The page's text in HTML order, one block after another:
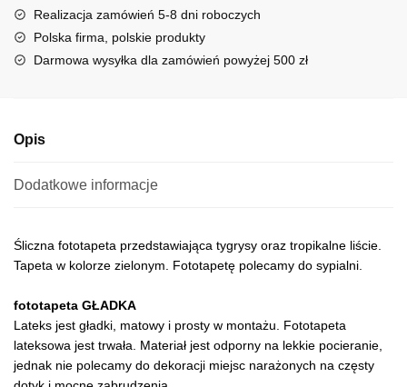
a
t
i
Realizacja zamówień 5-8 dni roboczych
Polska firma, polskie produkty
Darmowa wysyłka dla zamówień powyżej 500 zł
Opis
Dodatkowe informacje
Śliczna fototapeta przedstawiająca tygrysy oraz tropikalne liście.
Tapeta w kolorze zielonym. Fototapetę polecamy do sypialni.
fototapeta GŁADKA
Lateks jest gładki, matowy i prosty w montażu. Fototapeta
lateksowa jest trwała. Materiał jest odporny na lekkie pocieranie,
jednak nie polecamy do dekoracji miejsc narażonych na częsty